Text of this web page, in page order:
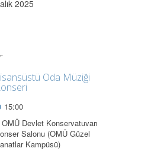
2025
Oda Müziği
15:00
OMÜ Devlet Konservatuvarı
Salonu (OMÜ Güzel
Kampüsü)